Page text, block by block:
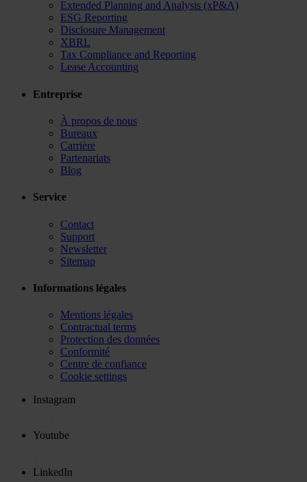
Extended Planning and Analysis (xP&A)
ESG Reporting
Disclosure Management
XBRL
Tax Compliance and Reporting
Lease Accounting
Entreprise
À propos de nous
Bureaux
Carrière
Partenariats
Blog
Service
Contact
Support
Newsletter
Sitemap
Informations légales
Mentions légales
Contractual terms
Protection des données
Conformité
Centre de confiance
Cookie settings
Instagram
Youtube
LinkedIn